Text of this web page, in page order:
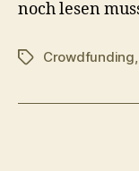
noch lesen
Schlagwörter
Crowdfunding,